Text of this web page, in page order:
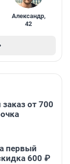
Александр,
42
от 700
первый
600 ₽